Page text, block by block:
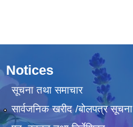
Notices
सूचना तथा समाचार
सार्वजनिक खरीद /बोलपत्र सूचना